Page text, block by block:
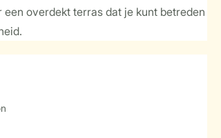
overdekt terras dat je kunt betreden